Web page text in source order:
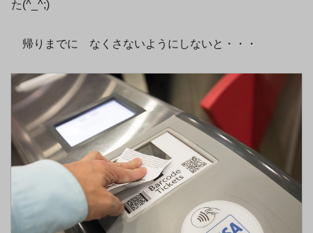
た(^_^;)
帰りまでに なくさないようにしないと・・・